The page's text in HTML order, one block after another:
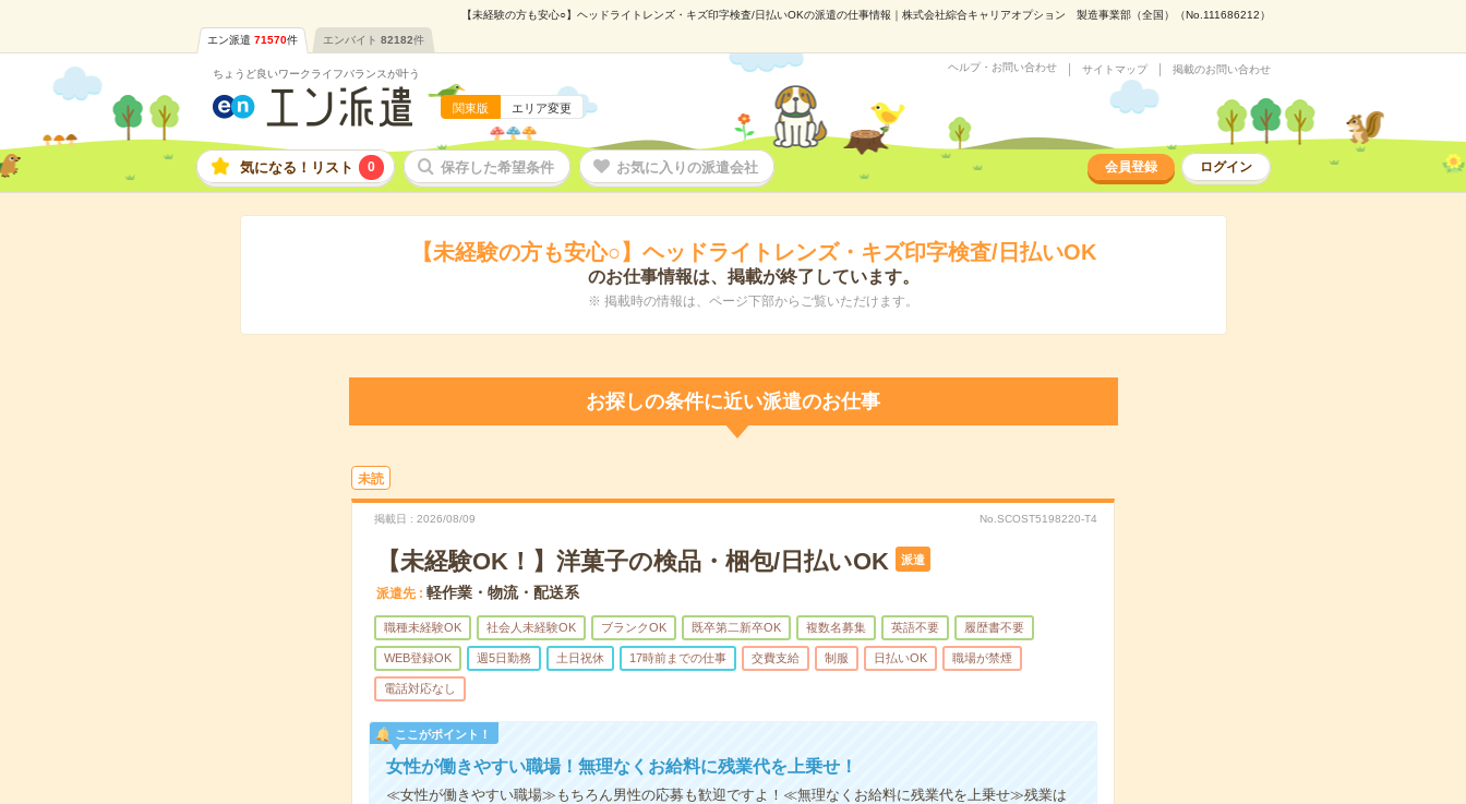
【未経験の方も安心○】ヘッドライトレンズ・キズ印字検査/日払いOKの派遣の仕事情報｜株式会社綜合キャリアオプション 製造事業部（全国）（No.111686212）
エン派遣 71570件 エンバイト 82182件
ちょうど良いワークライフバランスが叶う
関東版 エリア変更
ヘルプ・お問い合わせ サイトマップ 掲載のお問い合わせ
気になる！リスト 0 保存した希望条件 お気に入りの派遣会社 会員登録 ログイン
【未経験の方も安心○】ヘッドライトレンズ・キズ印字検査/日払いOK
のお仕事情報は、掲載が終了しています。
※ 掲載時の情報は、ページ下部からご覧いただけます。
お探しの条件に近い派遣のお仕事
未読
掲載日 2026/08/09 No.SCOST5198220-T4
【未経験OK！】洋菓子の検品・梱包/日払いOK 派遣
派遣先 軽作業・物流・配送系
職種未経験OK 社会人未経験OK ブランクOK 既卒第二新卒OK 複数名募集 英語不要 履歴書不要
WEB登録OK 週5日勤務 土日祝休 17時前までの仕事 交費支給 制服 日払いOK 職場が禁煙
電話対応なし
ここがポイント！
女性が働きやすい職場！無理なくお給料に残業代を上乗せ！
≪女性が働きやすい職場≫もちろん男性の応募も歓迎ですよ！≪無理なくお給料に残業代を上乗せ≫残業は